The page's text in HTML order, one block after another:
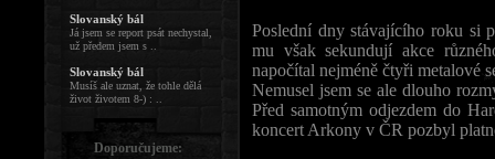
Poslední dny stávajícího roku si
mu však sekundují akce
napočítal nejméně čtyři metalové
Nemusel jsem se ale dlouho
Před samotným odjezdem do
koncert Arkony v ČR pozbyl
Slovanský bál
Já jsem se report psát nechystal,
už předem jsem s ..
Slovanský bál
Musíš ale uznat, že tohle dělá
život životem 8-) : ..
Doporučujeme: